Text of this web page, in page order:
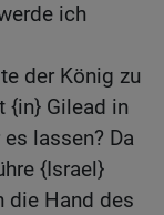
ich
der König zu
{in} Gilead in
lassen? Da
{Israel}
die Hand des